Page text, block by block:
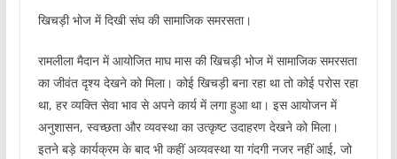
खिचड़ी भोज में दिखी संघ की सामाजिक समरसता।
रामलीला मैदान में आयोजित माघ मास की खिचड़ी भोज में सामाजिक समरसता
का जीवंत दृश्य देखने को मिला। कोई खिचड़ी बना रहा था तो कोई परोस रहा
था, हर व्यक्ति सेवा भाव से अपने कार्य में लगा हुआ था। इस आयोजन में
अनुशासन, स्वच्छता और व्यवस्था का उत्कृष्ट उदाहरण देखने को मिला।
इतने बड़े कार्यक्रम के बाद भी कहीं अव्यवस्था या गंदगी नजर नहीं आई, जो